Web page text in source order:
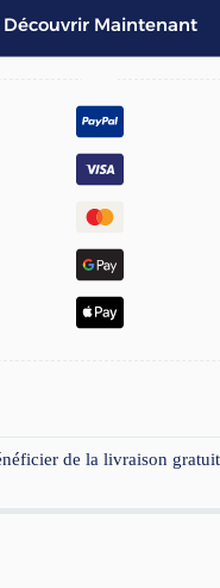
Découvrir Maintenant
de la livraison